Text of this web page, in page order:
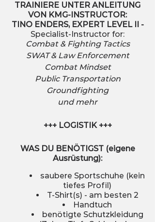
TRAINIERE UNTER ANLEITUNG
VON KMG-INSTRUCTOR:
TINO ENDERS, EXPERT LEVEL II -
Specialist-Instructor for:
Combat & Fighting Tactics
SWAT & Law Enforcement
Combat Mindset
Public Transportation
Groundfighting
und mehr
+++ LOGISTIK +++
WAS DU BENÖTIGST (eigene
Ausrüstung):
saubere Sportschuhe (kein
tiefes Profil)
T-Shirt(s) - am besten 2
Handtuch
benötigte Schutzkleidung